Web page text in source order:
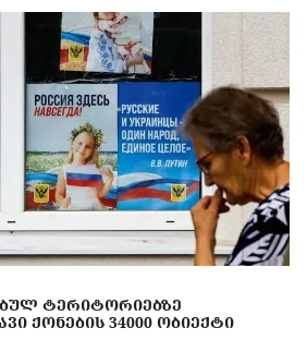
ᲢᲔᲠᲘᲢᲝᲠᲘᲔᲑᲖᲔ
ᲥᲝᲜᲔᲑᲘᲡ 34000 ᲝᲑᲘᲔᲥᲢᲘ